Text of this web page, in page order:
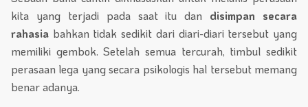
kita yang terjadi pada saat itu dan disimpan
secara
rahasia bahkan tidak sedikit dari diari-diari tersebut yang
memiliki gembok. Setelah semua tercurah, timbul sedikit
perasaan lega yang secara psikologis hal tersebut memang
benar adanya.